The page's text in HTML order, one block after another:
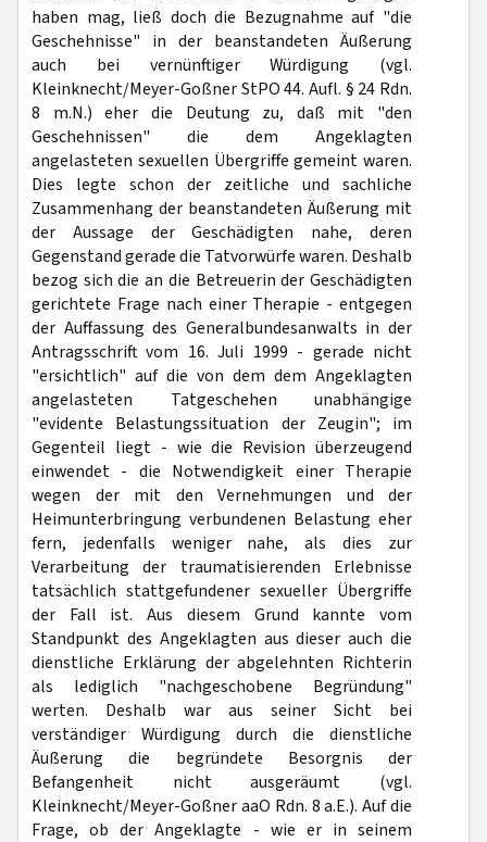
haben mag, ließ doch die Bezugnahme auf "die
Geschehnisse" in der beanstandeten Äußerung
auch bei vernünftiger Würdigung (vgl.
Kleinknecht/Meyer-Goßner StPO 44. Aufl. § 24 Rdn.
8 m.N.) eher die Deutung zu, daß mit "den
Geschehnissen" die dem Angeklagten
angelasteten sexuellen Übergriffe gemeint waren.
Dies legte schon der zeitliche und sachliche
Zusammenhang der beanstandeten Äußerung mit
der Aussage der Geschädigten nahe, deren
Gegenstand gerade die Tatvorwürfe waren. Deshalb
bezog sich die an die Betreuerin der Geschädigten
gerichtete Frage nach einer Therapie - entgegen
der Auffassung des Generalbundesanwalts in der
Antragsschrift vom 16. Juli 1999 - gerade nicht
"ersichtlich" auf die von dem dem Angeklagten
angelasteten Tatgeschehen unabhängige
"evidente Belastungssituation der Zeugin"; im
Gegenteil liegt - wie die Revision überzeugend
einwendet - die Notwendigkeit einer Therapie
wegen der mit den Vernehmungen und der
Heimunterbringung verbundenen Belastung eher
fern, jedenfalls weniger nahe, als dies zur
Verarbeitung der traumatisierenden Erlebnisse
tatsächlich stattgefundener sexueller Übergriffe
der Fall ist. Aus diesem Grund kannte vom
Standpunkt des Angeklagten aus dieser auch die
dienstliche Erklärung der abgelehnten Richterin
als lediglich "nachgeschobene Begründung"
werten. Deshalb war aus seiner Sicht bei
verständiger Würdigung durch die dienstliche
Äußerung die begründete Besorgnis der
Befangenheit nicht ausgeräumt (vgl.
Kleinknecht/Meyer-Goßner aaO Rdn. 8 a.E.). Auf die
Frage, ob der Angeklagte - wie er in seinem